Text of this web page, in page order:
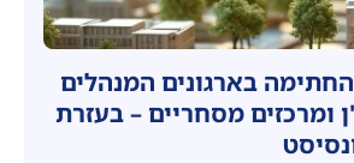
החתימה בארגונים המנהלים
ומרכזים מסחריים – בעזרת